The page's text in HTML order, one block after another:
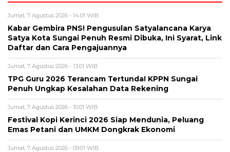
Jumat, 7 Agustus 2026 - 14:01 WIB
Kabar Gembira PNS! Pengusulan Satyalancana Karya
Satya Kota Sungai Penuh Resmi Dibuka, Ini Syarat, Link
Daftar dan Cara Pengajuannya
Jumat, 7 Agustus 2026 - 13:01 WIB
TPG Guru 2026 Terancam Tertunda! KPPN Sungai
Penuh Ungkap Kesalahan Data Rekening
Jumat, 7 Agustus 2026 - 10:01 WIB
Festival Kopi Kerinci 2026 Siap Mendunia, Peluang
Emas Petani dan UMKM Dongkrak Ekonomi
Jumat, 7 Agustus 2026 - 09:01 WIB